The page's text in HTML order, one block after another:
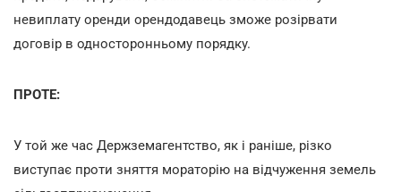
невиплату оренди орендодавець зможе розірвати
договір в односторонньому порядку.
ПРОТЕ:
У той же час Держземагентство, як і раніше, різко
виступає проти зняття мораторію на відчуження земель